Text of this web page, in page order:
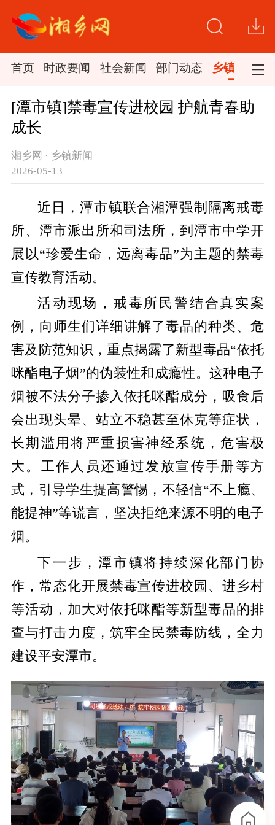
首页 时政要闻 社会新闻 部门动态 乡镇新闻
[潭市镇]禁毒宣传进校园 护航青春助
成长
湘乡网 · 乡镇新闻
2026-05-13
近日，潭市镇联合湘潭强制隔离戒毒
所、潭市派出所和司法所，到潭市中学开
展以“珍爱生命，远离毒品”为主题的禁毒
宣传教育活动。
活动现场，戒毒所民警结合真实案
例，向师生们详细讲解了毒品的种类、危
害及防范知识，重点揭露了新型毒品“依托
咪酯电子烟”的伪装性和成瘾性。这种电子
烟被不法分子掺入依托咪酯成分，吸食后
会出现头晕、站立不稳甚至休克等症状，
长期滥用将严重损害神经系统，危害极
大。工作人员还通过发放宣传手册等方
式，引导学生提高警惕，不轻信“不上瘾、
能提神”等谎言，坚决拒绝来源不明的电子
烟。
下一步，潭市镇将持续深化部门协
作，常态化开展禁毒宣传进校园、进乡村
等活动，加大对依托咪酯等新型毒品的排
查与打击力度，筑牢全民禁毒防线，全力
建设平安潭市。